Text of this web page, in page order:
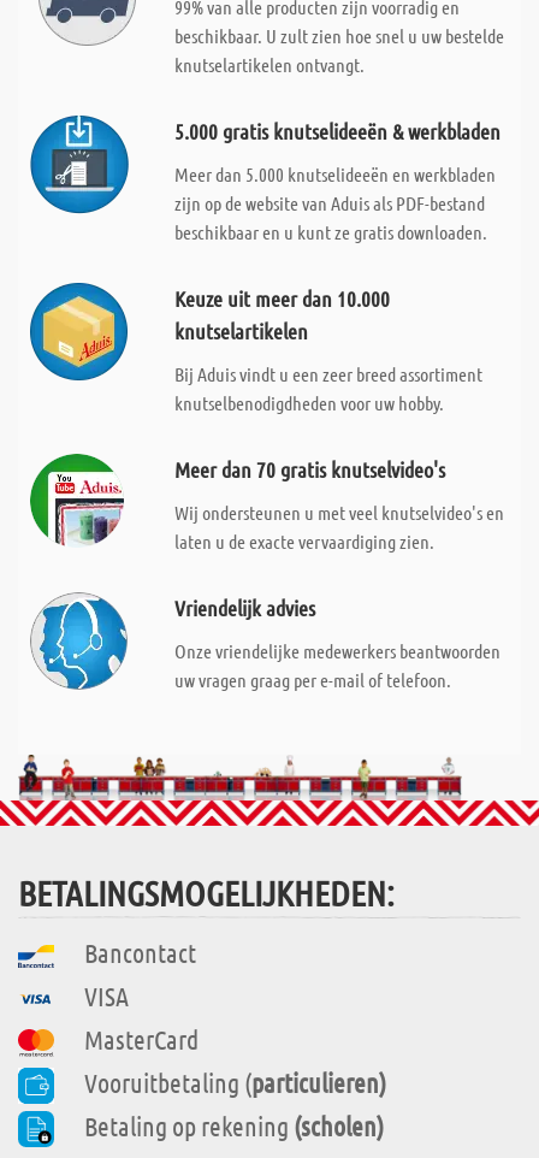
99% van alle producten zijn voorradig en
beschikbaar. U zult zien hoe snel u uw bestelde
knutselartikelen ontvangt.
5.000 gratis knutselideeën & werkbladen
Meer dan 5.000 knutselideeën en werkbladen
zijn op de website van Aduis als PDF-bestand
beschikbaar en u kunt ze gratis downloaden.
Keuze uit meer dan 10.000
knutselartikelen
Bij Aduis vindt u een zeer breed assortiment
knutselbenodigdheden voor uw hobby.
Meer dan 70 gratis knutselvideo's
Wij ondersteunen u met veel knutselvideo's en
laten u de exacte vervaardiging zien.
Vriendelijk advies
Onze vriendelijke medewerkers beantwoorden
uw vragen graag per e-mail of telefoon.
BETALINGSMOGELIJKHEDEN:
Bancontact
VISA
MasterCard
Vooruitbetaling (particulieren)
Betaling op rekening (scholen)